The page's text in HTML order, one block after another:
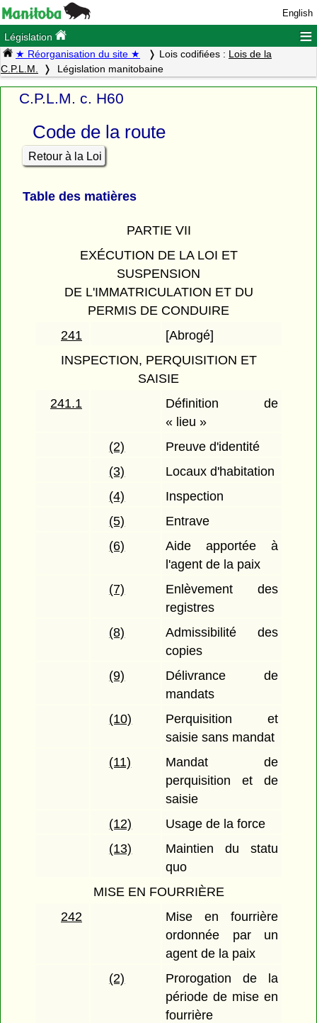
English
Législation ≡
★ Réorganisation du site ★ Lois codifiées : Lois de la
C.P.L.M.
Législation manitobaine
C.P.L.M. c. H60
Code de la route
Retour à la Loi
Table des matières
PARTIE VII
EXÉCUTION DE LA LOI ET
SUSPENSION
DE L'IMMATRICULATION ET DU
PERMIS DE CONDUIRE
241
[Abrogé]
INSPECTION, PERQUISITION ET
SAISIE
241.1
Définition de
« lieu »
(2)
Preuve d'identité
(3)
Locaux d'habitation
(4)
Inspection
(5)
Entrave
(6)
Aide apportée à
l'agent de la paix
(7)
Enlèvement des
registres
(8)
Admissibilité des
copies
(9)
Délivrance de
mandats
(10)
Perquisition et
saisie sans mandat
(11)
Mandat de
perquisition et de
saisie
(12)
Usage de la force
(13)
Maintien du statu
quo
MISE EN FOURRIÈRE
242
Mise en fourrière
ordonnée par un
agent de la paix
(2)
Prorogation de la
période de mise en
fourrière